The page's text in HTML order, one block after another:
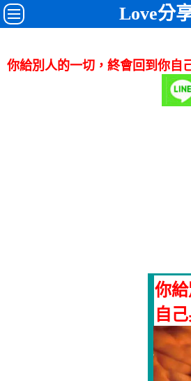
Love分
你給別人的一切，終會回到你自
你
自